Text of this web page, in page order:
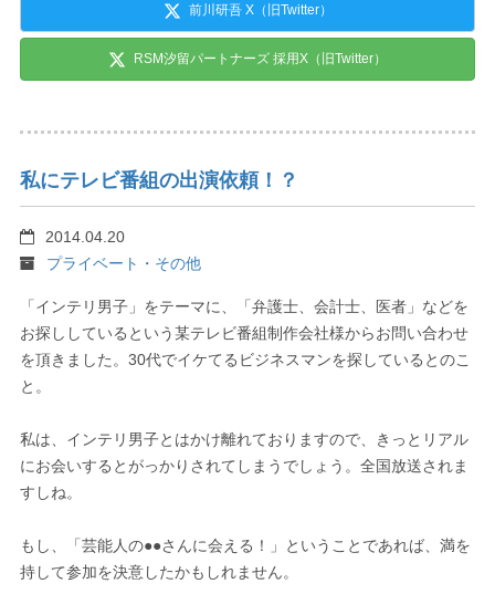
前川研吾 X（旧Twitter）
RSM汐留パートナーズ 採用X（旧Twitter）
私にテレビ番組の出演依頼！？
2014.04.20
プライベート・その他
「インテリ男子」をテーマに、「弁護士、会計士、医者」などを
お探ししているという某テレビ番組制作会社様からお問い合わせ
を頂きました。30代でイケてるビジネスマンを探しているとのこ
と。
私は、インテリ男子とはかけ離れておりますので、きっとリアル
にお会いするとがっかりされてしまうでしょう。全国放送されま
すしね。
もし、「芸能人の●●さんに会える！」ということであれば、満を
持して参加を決意したかもしれません。